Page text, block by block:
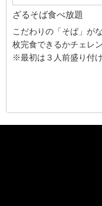
ざるそば食べ放題
こだわりの「そば」が
枚完食できるかチェレ
※最初は３人前盛り付